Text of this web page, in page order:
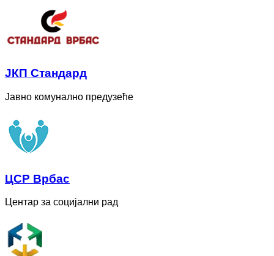
ЈКП Стандард
Јавно комунално предузеће
ЦСР Врбас
Центар за социјални рад